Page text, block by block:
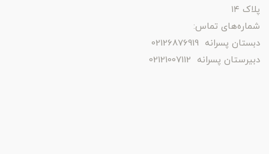
پلاک ۱۴
شماره‌های تماس:
دبستان پسرانه 02126876919
دبیرستان پسرانه 02121007112